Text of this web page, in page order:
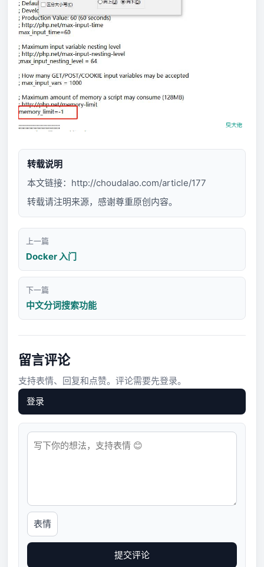
转载说明
本文链接： http://choudalao.com/article/177
转载请注明来源，感谢尊重原创内容。
上一篇
Docker 入门
下一篇
中文分词搜索功能
留言评论
支持表情、回复和点赞。评论需要先登录。
登录
表情
提交评论